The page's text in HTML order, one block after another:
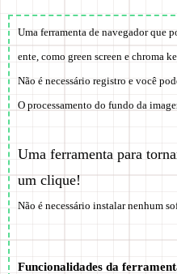
Uma ferramenta de navegador que
ente, como green screen e chroma
Não é necessário registro e você
O processamento do fundo da
Uma ferramenta para
um clique!
Não é necessário instalar nenhum
Funcionalidades da